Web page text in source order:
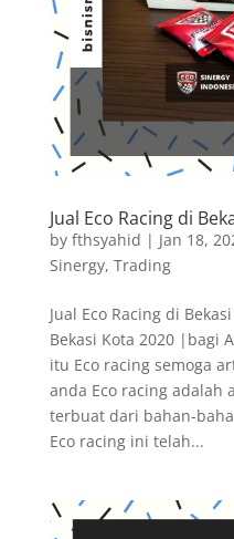
Jual Eco Racing di
by fthsyahid | Jan 18,
Sinergy, Trading
Jual Eco Racing di
Bekasi Kota 2020 |bagi
itu Eco racing semoga
anda Eco racing adalah
terbuat dari bahan-
Eco racing ini telah...